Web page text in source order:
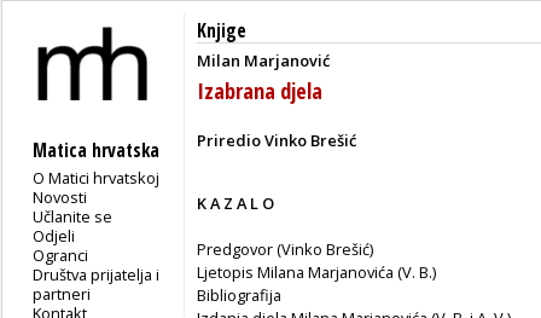
Matica hrvatska
O Matici hrvatskoj
Novosti
Učlanite se
Odjeli
Ogranci
Društva prijatelja i
partneri
Kontakt
Knjige
Milan Marjanović
Izabrana djela
Priredio Vinko Brešić
K A Z A L O
Predgovor (Vinko Brešić)
Ljetopis Milana Marjanovića (V. B.)
Bibliografija